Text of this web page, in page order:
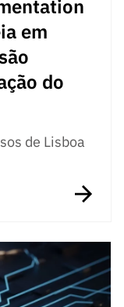
em
do
de Lisboa